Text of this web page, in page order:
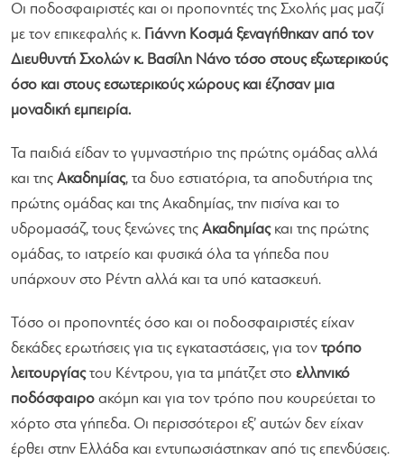
Οι ποδοσφαιριστές και οι προπονητές της Σχολής μας μαζί
με τον επικεφαλής κ.
Γιάννη Κοσμά ξεναγήθηκαν από τον
Διευθυντή Σχολών κ. Βασίλη Νάνο τόσο στους εξωτερικούς
όσο και στους εσωτερικούς χώρους και έζησαν μια
μοναδική εμπειρία.
Τα παιδιά είδαν το γυμναστήριο της πρώτης ομάδας αλλά
και της Ακαδημίας, τα δυο εστιατόρια, τα αποδυτήρια της
πρώτης ομάδας και της Ακαδημίας, την πισίνα και το
υδρομασάζ, τους ξενώνες της Ακαδημίας και της πρώτης
ομάδας, το ιατρείο και φυσικά όλα τα γήπεδα που
υπάρχουν στο Ρέντη αλλά και τα υπό κατασκευή.
Τόσο οι προπονητές όσο και οι ποδοσφαιριστές είχαν
δεκάδες ερωτήσεις για τις εγκαταστάσεις, για τον τρόπο
λειτουργίαςτου Κέντρου, για τα μπάτζετ στο ελληνικό
ποδόσφαιρο ακόμη και για τον τρόπο που κουρεύεται το
χόρτο στα γήπεδα. Οι περισσότεροι εξ’ αυτών δεν είχαν
έρθει στην Ελλάδα και εντυπωσιάστηκαν από τις επενδύσεις.